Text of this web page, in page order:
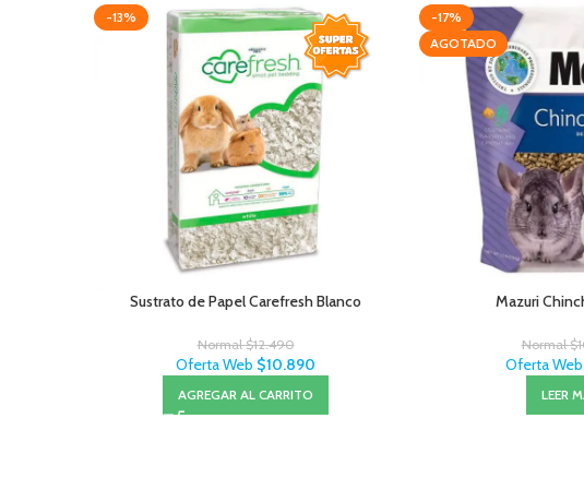
-13%
Sustrato de Papel Carefresh Blanco
Normal$12.490
Oferta Web $10.890
AGREGAR AL CARRITO
-17%
AGOTADO
Mazuri
Normal$
Oferta Web
LEER